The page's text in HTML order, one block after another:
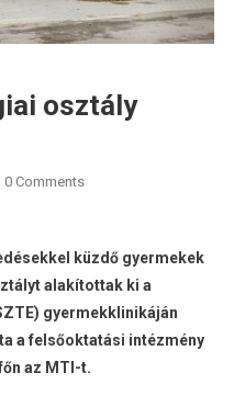
osztály
0 Comments
küzdő gyermekek
alakítottak ki a
gyermekklinikáján
a felsőoktatási intézmény
az MTI-t.